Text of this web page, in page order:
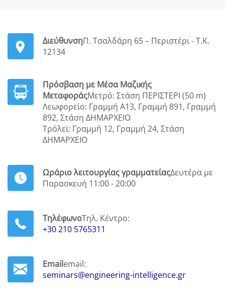
ΔιεύθυνσηΠ. Τσαλδάρη 65 – Περιστέρι - Τ.Κ.
12134
Πρόσβαση με Μέσα Μαζικής
ΜεταφοράςΜετρό: Στάση ΠΕΡΙΣΤΕΡΙ (50 m)
Λεωφορείο: Γραμμή Α13, Γραμμή 891, Γραμμή
892, Στάση ΔΗΜΑΡΧΕΙΟ
Τρόλεϊ: Γραμμή 12, Γραμμή 24, Στάση
ΔΗΜΑΡΧΕΙΟ
Ωράριο λειτουργίας γραμματείαςΔευτέρα με
Παρασκευή 11:00 - 20:00
ΤηλέφωνοΤηλ. Κέντρο:
+30 210 5765311
Emailemail:
seminars@engineering-intelligence.gr